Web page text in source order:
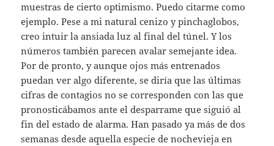
muestras de cierto optimismo. Puedo citarme como
ejemplo. Pese a mi natural cenizo y pinchaglobos,
creo intuir la ansiada luz al final del túnel. Y los
números también parecen avalar semejante idea.
Por de pronto, y aunque ojos más entrenados
puedan ver algo diferente, se diría que las últimas
cifras de contagios no se corresponden con las que
pronosticábamos ante el desparrame que siguió al
fin del estado de alarma. Han pasado ya más de dos
semanas desde aquella especie de nochevieja en